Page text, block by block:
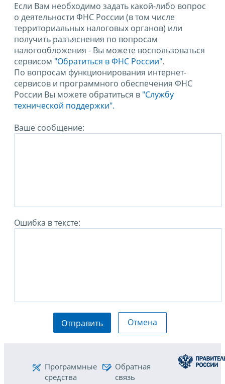
Если Вам необходимо задать какой-либо вопрос
о деятельности ФНС России (в том числе
территориальных налоговых органов) или
получить разъяснения по вопросам
налогообложения - Вы можете воспользоваться
сервисом "Обратиться в ФНС России".
По вопросам функционирования интернет-
сервисов и программного обеспечения ФНС
России Вы можете обратиться в "Службу
технической поддержки".
Ваше сообщение:
Ошибка в тексте:
Отправить Отмена
Программные
средства
Обратная
связь